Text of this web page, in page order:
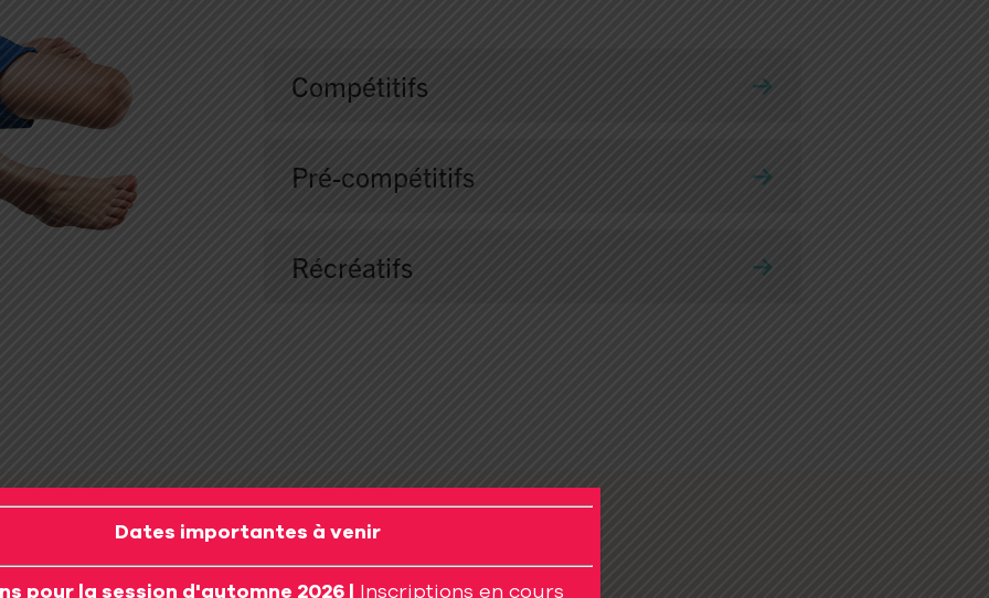
Développement moteur
Compétitifs
Pré-compétitifs
Récréatifs
Dates importantes à venir
pour la session d'automne 2026 | Inscriptions en cours